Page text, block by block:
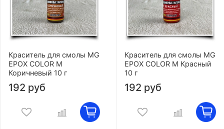
Краситель для смолы MG
EPOX COLOR M
Коричневый 10 г
192 руб
Краситель для смолы MG
EPOX COLOR M Красный
10 г
192 руб